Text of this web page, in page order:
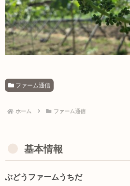
ファーム通信
ホーム ファーム通信
基本情報
ぶどうファームうちだ